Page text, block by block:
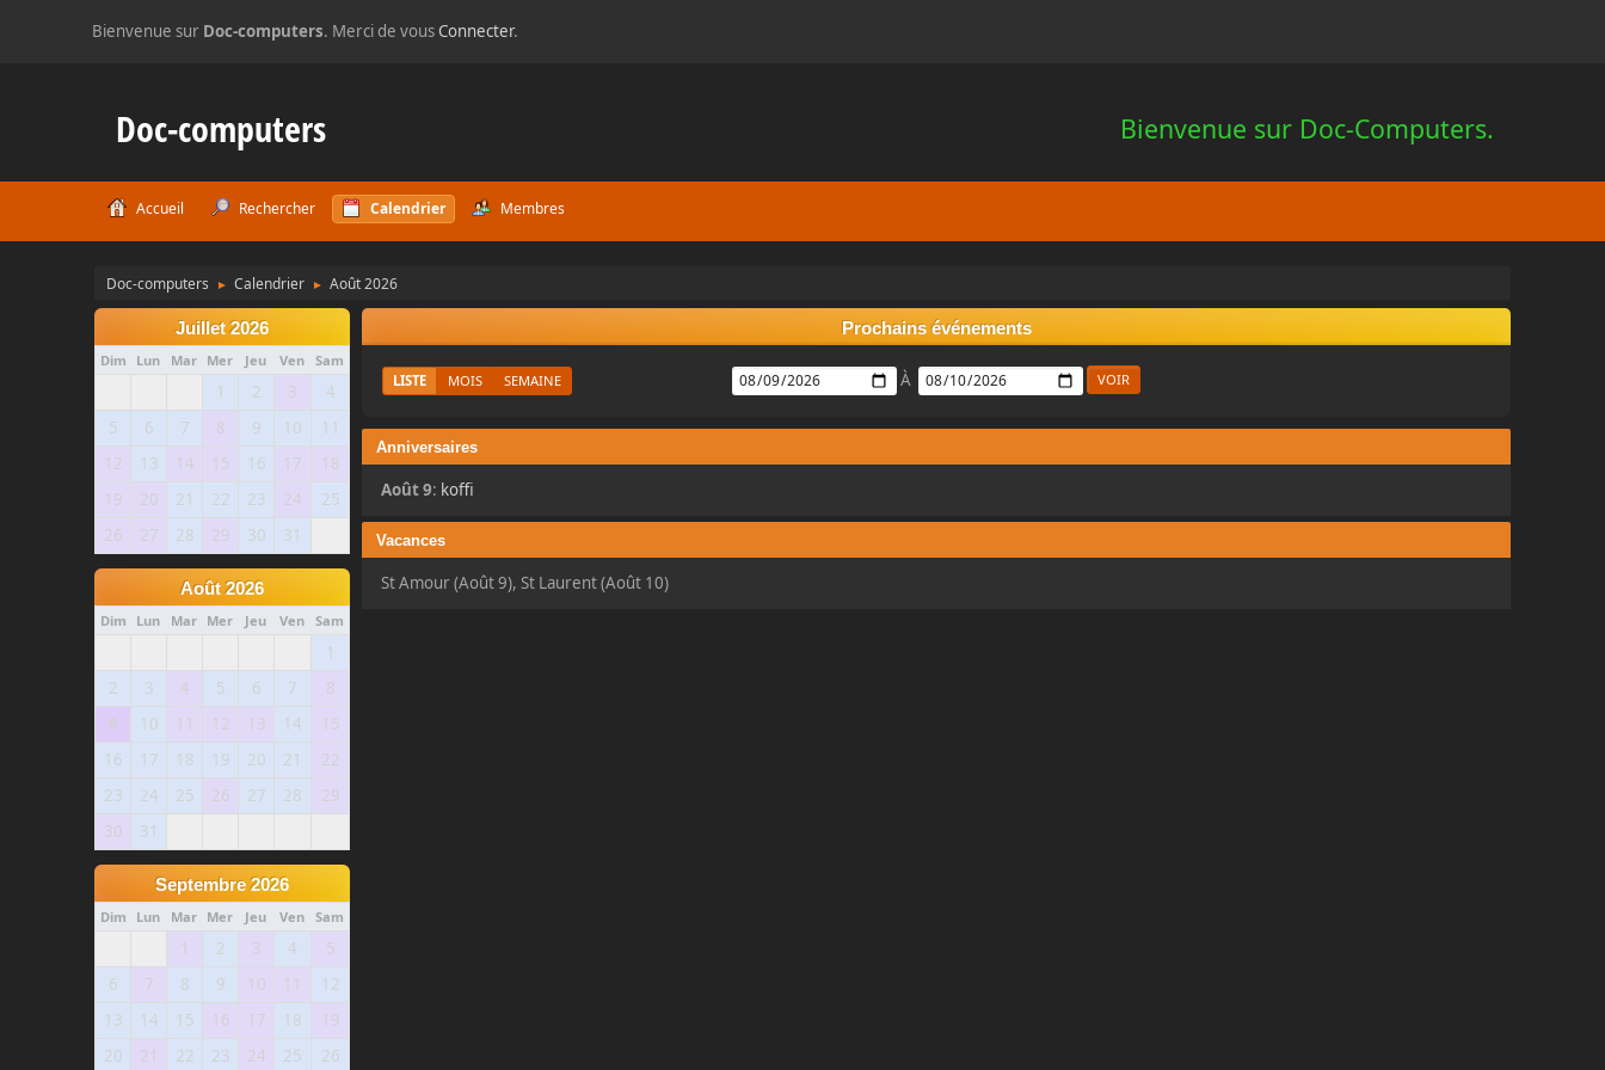
Bienvenue sur Doc-computers. Merci de vousConnecter.
Bienvenue sur Doc-Computers.
Doc-computers
Accueil Rechercher Calendrier Membres
Doc-computers ► Calendrier ► Août 2026
Juillet 2026
Dim Lun Mar Mer Jeu Ven Sam
1 2 3
4
5
6 7 8 9 10
11
12
13 14 15 16 17
18
19
20 21 22 23 24
25
26
27 28 29 30 31
Août 2026
Dim Lun Mar Mer Jeu Ven Sam
1
2
3 4 5 6 7
8
9
10 11 12 13 14
15
16
17 18 19 20 21
22
23
24 25 26 27 28
29
30
31
Septembre 2026
Dim Lun Mar Mer Jeu Ven Sam
1 2 3 4
5
6
7 8 9 10 11
12
13
14 15 16 17 18
19
20
21 22 23 24 25 26
Prochains événements
LISTE MOIS SEMAINE À
Anniversaires
Août 9: koffi
Vacances
St Amour (Août 9), St Laurent (Août 10)